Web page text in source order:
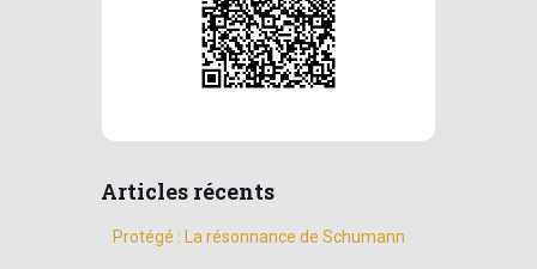
Articles récents
Protégé : La résonnance de Schumann